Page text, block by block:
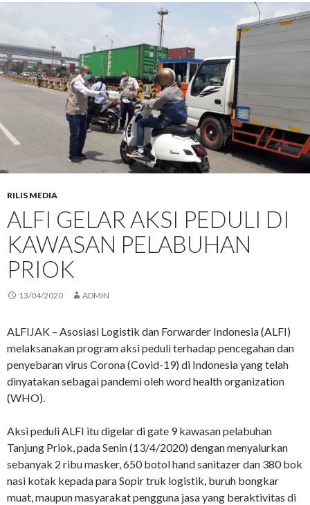
RILIS MEDIA
ALFI GELAR AKSI PEDULI DI
KAWASAN PELABUHAN
PRIOK
13/04/2020 ADMIN
ALFIJAK – Asosiasi Logistik dan Forwarder Indonesia (ALFI)
melaksanakan program aksi peduli terhadap pencegahan dan
penyebaran virus Corona (Covid-19) di Indonesia yang telah
dinyatakan sebagai pandemi oleh word health organization
(WHO).
Aksi peduli ALFI itu digelar di gate 9 kawasan pelabuhan
Tanjung Priok, pada Senin (13/4/2020) dengan menyalurkan
sebanyak 2 ribu masker, 650 botol hand sanitazer dan 380 bok
nasi kotak kepada para Sopir truk logistik, buruh bongkar
muat, maupun masyarakat pengguna jasa yang beraktivitas di